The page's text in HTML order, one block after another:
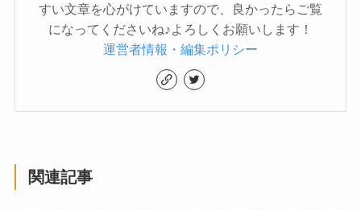
すい文章を心がけていますので、良かったらご覧
になってくださいね♪よろしくお願いします！
運営者情報・編集ポリシー
関連記事